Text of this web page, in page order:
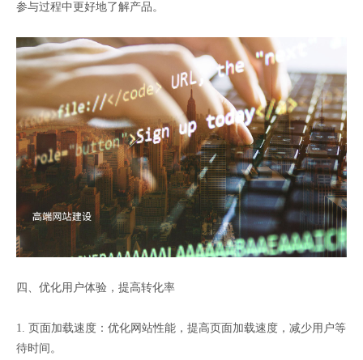
参与过程中更好地了解产品。
四、优化用户体验，提高转化率
1. 页面加载速度：优化网站性能，提高页面加载速度，减少用户等
待时间。